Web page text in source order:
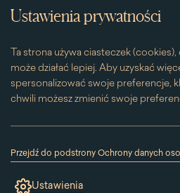
Ustawienia prywatności
Ta strona używa ciasteczek
może działać lepiej. Aby uzyskać więcej informacji i
spersonalizować swoje preferencje, kliknij
chwili możesz zmienić swoje
używanie plików cookie. Możesz to
„Cookies” znajdującą się w stopce.
Przesuwając suwak w prawą stronę
konkretne ciasteczko. Przesuwając
wyłączasz taką zgodę.
Przejdź do podstrony Ochrony danych
(link
się
Ustawienia